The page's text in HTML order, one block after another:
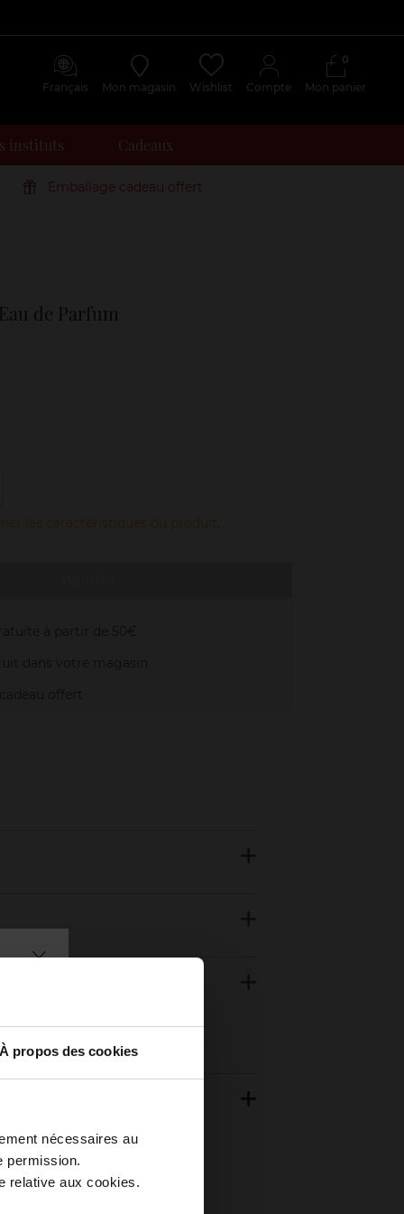
À propos des cookies
nécessaires au
permission.
relative aux cookies.
Français Mon magasin Wishlist Compte Mon panier
0
instituts Cadeaux
Emballage cadeau offert
de Parfum
les caractéristiques du produit.